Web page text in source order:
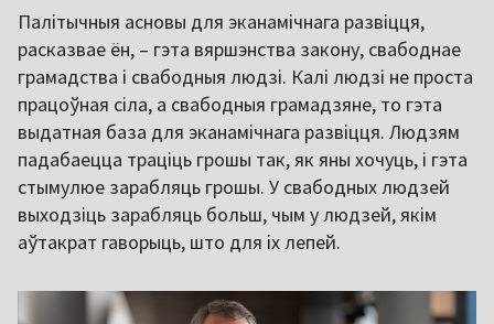
Палітычныя асновы для эканамічнага развіцця,
расказвае ён, – гэта вяршэнства закону, свабоднае
грамадства і свабодныя людзі. Калі людзі не проста
працоўная сіла, а свабодныя грамадзяне, то гэта
выдатная база для эканамічнага развіцця. Людзям
падабаецца траціць грошы так, як яны хочуць, і гэта
стымулюе зарабляць грошы. У свабодных людзей
выходзіць зарабляць больш, чым у людзей, якім
аўтакрат гаворыць, што для іх лепей.